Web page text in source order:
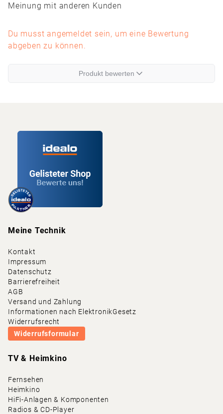
Meinung mit anderen Kunden
Du musst angemeldet sein, um eine Bewertung
abgeben zu können.
Produkt bewerten
Meine Technik
Kontakt
Impressum
Datenschutz
Barrierefreiheit
AGB
Versand und Zahlung
Informationen nach ElektronikGesetz
Widerrufsrecht
Widerrufsformular
TV & Heimkino
Fernsehen
Heimkino
HiFi-Anlagen & Komponenten
Radios & CD-Player